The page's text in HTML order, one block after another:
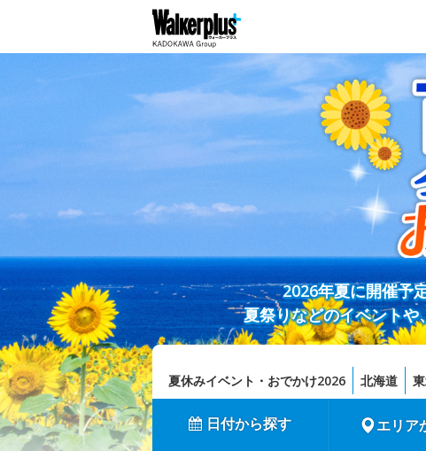
2026年夏に開催予
夏祭りなどのイベント
夏休みイベント・おでかけ2026 北海道
日付から探す エリア